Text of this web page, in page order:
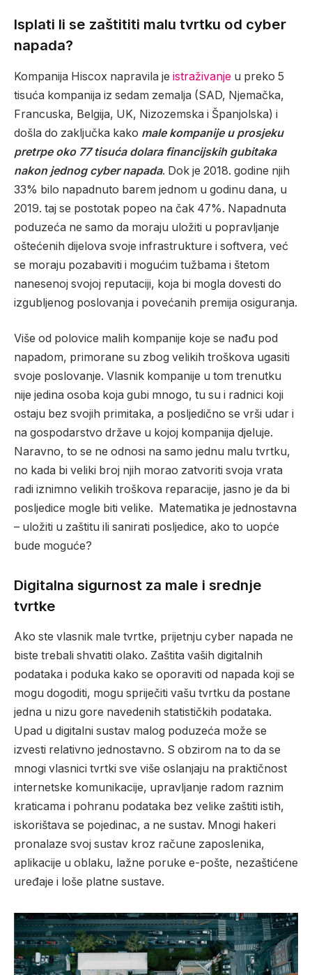
Isplati li se zaštititi malu tvrtku od cyber
napada?
Kompanija Hiscox napravila je istraživanje u preko 5
tisuća kompanija iz sedam zemalja (SAD, Njemačka,
Francuska, Belgija, UK, Nizozemska i Španjolska) i
došla do zaključka kako male kompanije u prosjeku
pretrpe oko 77 tisuća dolara financijskih gubitaka
nakon jednog cyber napada. Dok je 2018. godine njih
33% bilo napadnuto barem jednom u godinu dana, u
2019. taj se postotak popeo na čak 47%. Napadnuta
poduzeća ne samo da moraju uložiti u popravljanje
oštećenih dijelova svoje infrastrukture i softvera, već
se moraju pozabaviti i mogućim tužbama i štetom
nanesenoj svojoj reputaciji, koja bi mogla dovesti do
izgubljenog poslovanja i povećanih premija osiguranja.
Više od polovice malih kompanije koje se nađu pod
napadom, primorane su zbog velikih troškova ugasiti
svoje poslovanje. Vlasnik kompanije u tom trenutku
nije jedina osoba koja gubi mnogo, tu su i radnici koji
ostaju bez svojih primitaka, a posljedično se vrši udar i
na gospodarstvo države u kojoj kompanija djeluje.
Naravno, to se ne odnosi na samo jednu malu tvrtku,
no kada bi veliki broj njih morao zatvoriti svoja vrata
radi iznimno velikih troškova reparacije, jasno je da bi
posljedice mogle biti velike. Matematika je jednostavna
– uložiti u zaštitu ili sanirati posljedice, ako to uopće
bude moguće?
Digitalna sigurnost za male i srednje
tvrtke
Ako ste vlasnik male tvrtke, prijetnju cyber napada ne
biste trebali shvatiti olako. Zaštita vaših digitalnih
podataka i poduka kako se oporaviti od napada koji se
mogu dogoditi, mogu spriječiti vašu tvrtku da postane
jedna u nizu gore navedenih statističkih podataka.
Upad u digitalni sustav malog poduzeća može se
izvesti relativno jednostavno. S obzirom na to da se
mnogi vlasnici tvrtki sve više oslanjaju na praktičnost
internetske komunikacije, upravljanje radom raznim
kraticama i pohranu podataka bez velike zaštiti istih,
iskorištava se pojedinac, a ne sustav. Mnogi hakeri
pronalaze svoj sustav kroz račune zaposlenika,
aplikacije u oblaku, lažne poruke e-pošte, nezaštićene
uređaje i loše platne sustave.